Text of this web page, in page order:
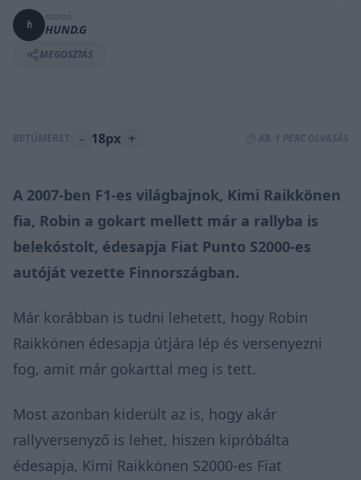
h HUND.G
MEGOSZTÁS
BETŰMÉRET: - 18px + ⏱️ KB. 1 PERC OLVASÁS
A 2007-ben F1-es világbajnok, Kimi Raikkönen
fia, Robin a gokart mellett már a rallyba is
belekóstolt, édesapja Fiat Punto S2000-es
autóját vezette Finnországban.
Már korábban is tudni lehetett, hogy Robin
Raikkönen édesapja útjára lép és versenyezni
fog, amit már gokarttal meg is tett.
Most azonban kiderült az is, hogy akár
rallyversenyző is lehet, hiszen kipróbálta
édesapja, Kimi Raikkönen S2000-es Fiat